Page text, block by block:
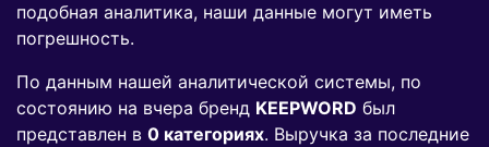
подобная аналитика, наши данные могут иметь
погрешность.
По данным нашей аналитической системы, по
состоянию на вчера бренд KEEPWORD был
представлен в 0 категориях. Выручка за последние